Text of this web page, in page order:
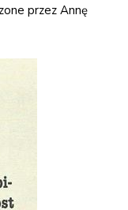
przez Annę